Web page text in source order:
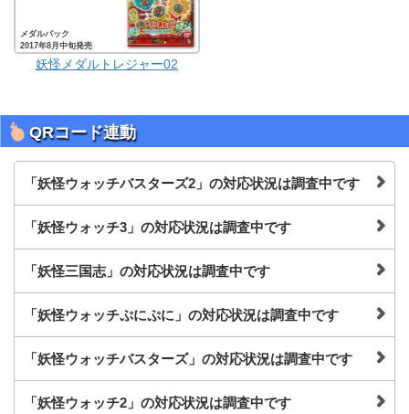
メダルパック
2017年8月中旬発売
妖怪メダルトレジャー02
QRコード連動
「妖怪ウォッチバスターズ2」の対応状況は調査中です
「妖怪ウォッチ3」の対応状況は調査中です
「妖怪三国志」の対応状況は調査中です
「妖怪ウォッチぷにぷに」の対応状況は調査中です
「妖怪ウォッチバスターズ」の対応状況は調査中です
「妖怪ウォッチ2」の対応状況は調査中です